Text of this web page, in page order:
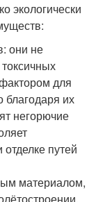
экологически
они не
для
их
негорючие
путей
материалом,